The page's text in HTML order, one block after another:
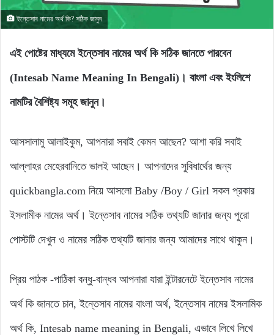
ইন্তেসাব নামের অর্থ কি? সঠিক জানুন
এই পোষ্টের মাধ্যমে ইন্তেসাব নামের অর্থ কি সঠিক জানতে পারবেন
(Intesab Name Meaning In Bengali)। বাংলা এবং ইংলিশে
নামটির বৈশিষ্ট্য সমূহ জানুন।
আসসালামু আলাইকুম, আপনারা সবাই কেমন আছেন? আশা করি সবাই
আল্লাহর মেহেরবানিতে ভালই আছেন। আপনাদের সুবিধার্থের জন্য
quickbangla.com নিয়ে আসলো Baby /Boy / Girl সকল প্রকার
ইসলামীক নামের অর্থ। ইন্তেসাব নামের সঠিক তথ্যটি জানার জন্য পুরো
পোস্টটি দেখুন ও নামের সঠিক তথ্যটি জানার জন্য আমাদের সাথে থাকুন।
প্রিয় পাঠক -পাঠিকা বন্ধু-বান্ধব আপনারা যারা ইন্টারনেটে ইন্তেসাব নামের
অর্থ কি জানতে চান, ইন্তেসাব নামের বাংলা অর্থ, ইন্তেসাব নামের ইসলামিক
অর্থ কি, Intesab name meaning in Bengali, এভাবে লিখে লিখে